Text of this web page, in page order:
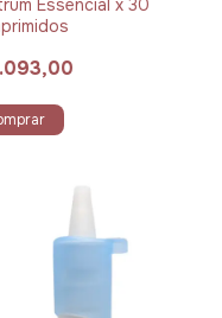
Essencial x 30